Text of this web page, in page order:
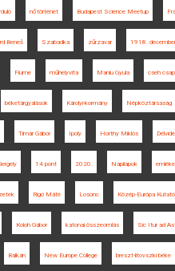
nőtörténet Budapest Science Meetup
Beneš Szabadka zűrzavar 1918.
Fiume műhelyvita Maniu Gyula cseh
béketárgyalások Károlyi-kormány Népköztársaság
Timár Gábor Ipoly Horthy Miklós
14 pont 2020. Napilapok
Rigó Máté Losonc Közép-Európa
Koloh Gábor katonai összeomlás Sic Itur ad
Balkán New Europe College breszt-litovszki béke